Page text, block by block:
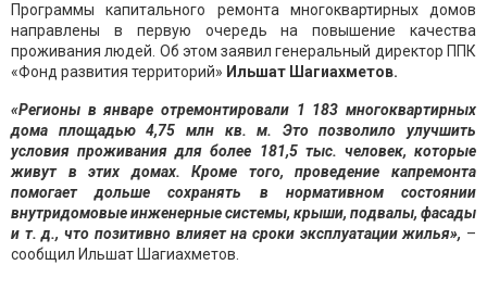
Программы капитального ремонта многоквартирных домов
направлены в первую очередь на повышение качества
проживания людей. Об этом заявил генеральный директор ППК
«Фонд развития территорий» Ильшат Шагиахметов.
«Регионы в январе отремонтировали 1 183 многоквартирных
дома площадью 4,75 млн кв. м. Это позволило улучшить
условия проживания для более 181,5 тыс. человек, которые
живут в этих домах. Кроме того, проведение капремонта
помогает дольше сохранять в нормативном состоянии
внутридомовые инженерные системы, крыши, подвалы, фасады
и т. д., что позитивно влияет на сроки эксплуатации жилья», –
сообщил Ильшат Шагиахметов.